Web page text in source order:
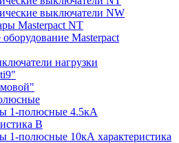
выключатели NW
Masterpact NT
оборудование Masterpact
нагрузки
1-полюсные 4.5кА
В
1-полюсные 10кА характеристика